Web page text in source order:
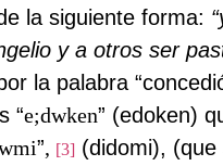
la siguiente forma:
y a otros ser
la palabra
“e;dwken” (edoken)
”, [3] (didomi),